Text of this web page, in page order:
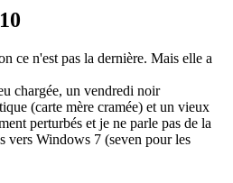
ce n'est pas la dernière. Mais elle a
chargée, un vendredi noir
(carte mère cramée) et un vieux
perturbés et je ne parle pas de la
vers Windows 7 (seven pour les